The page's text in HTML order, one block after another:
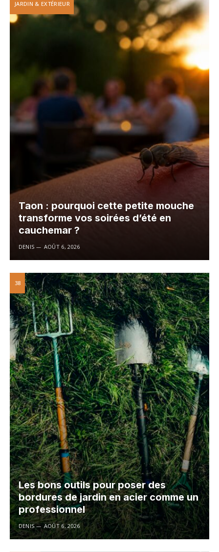
JARDIN & EXTÉRIEUR
Taon : pourquoi cette petite mouche
transforme vos soirées d’été en
cauchemar ?
DENIS AOÛT 6, 2026
38
Les bons outils pour poser des
bordures de jardin en acier comme un
professionnel
DENIS AOÛT 6, 2026